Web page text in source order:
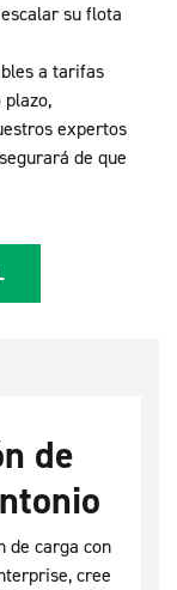
su flota
a tarifas
expertos
de que
de
de carga con
cree